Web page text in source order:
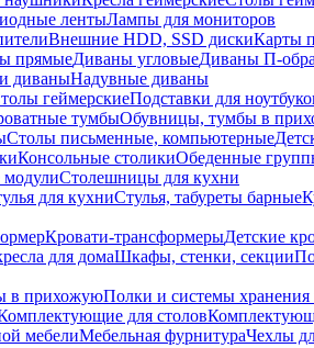
лентыЛампы для мониторов
Внешние HDD, SSD дискиКарты
прямыеДиваны угловыеДиваны П-
диваныНадувные диваны
геймерскиеПодставки для
тумбыОбувницы, тумбы в
Столы письменные, компьютерные
Консольные столикиОбеденные
Столешницы для кухни
для кухниСтулья, табуреты барные
Кровати-трансформерыДетские
для домаШкафы, стенки, секции
в прихожуюПолки и системы
для столов
мебелиМебельная фурнитураЧехлы